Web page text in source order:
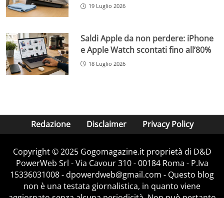
19 Luglio 2026
Saldi Apple da non perdere: iPhone
e Apple Watch scontati fino all’80%
18 Luglio 2026
Redazione Disclaimer Privacy Policy
Copyright © 2025 Gogomagazine.it proprietà di D&D
PowerWeb Srl - Via Cavour 310 - 00184 Roma - P.Iva
15336031008 - dpowerdweb@gmail.com - Questo blog
non è una testata giornalistica, in quanto viene